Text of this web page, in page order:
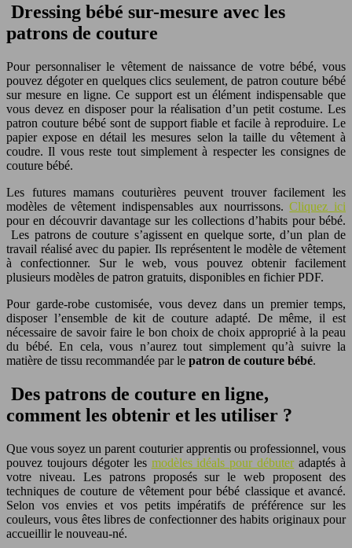
Dressing bébé sur-mesure avec les
patrons de couture
Pour personnaliser le vêtement de naissance de votre bébé, vous
pouvez dégoter en quelques clics seulement, de patron couture bébé
sur mesure en ligne. Ce support est un élément indispensable que
vous devez en disposer pour la réalisation d’un petit costume. Les
patron couture bébé sont de support fiable et facile à reproduire. Le
papier expose en détail les mesures selon la taille du vêtement à
coudre. Il vous reste tout simplement à respecter les consignes de
couture bébé.
Les futures mamans couturières peuvent trouver facilement les
modèles de vêtement indispensables aux nourrissons.Cliquez ici
pour en découvrir davantage sur les collections d’habits pour bébé.
Les patrons de couture s’agissent en quelque sorte, d’un plan de
travail réalisé avec du papier. Ils représentent le modèle de vêtement
à confectionner. Sur le web, vous pouvez obtenir facilement
plusieurs modèles de patron gratuits, disponibles en fichier PDF.
Pour garde-robe customisée, vous devez dans un premier temps,
disposer l’ensemble de kit de couture adapté. De même, il est
nécessaire de savoir faire le bon choix de choix approprié à la peau
du bébé. En cela, vous n’aurez tout simplement qu’à suivre la
matière de tissu recommandée par le patron de couture bébé.
Des patrons de couture en ligne,
comment les obtenir et les utiliser ?
Que vous soyez un parent couturier apprentis ou professionnel, vous
pouvez toujours dégoter les modèles idéals pour débuteradaptés à
votre niveau. Les patrons proposés sur le web proposent des
techniques de couture de vêtement pour bébé classique et avancé.
Selon vos envies et vos petits impératifs de préférence sur les
couleurs, vous êtes libres de confectionner des habits originaux pour
accueillir le nouveau-né.